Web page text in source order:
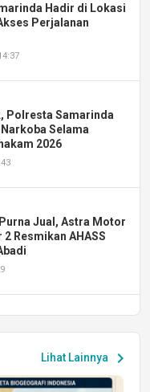
Hadir di Lokasi
Perjalanan
Polresta Samarinda
Selama
2026
Jual, Astra Motor
Resmikan AHASS
MagangLihat Lainnya chevron_right